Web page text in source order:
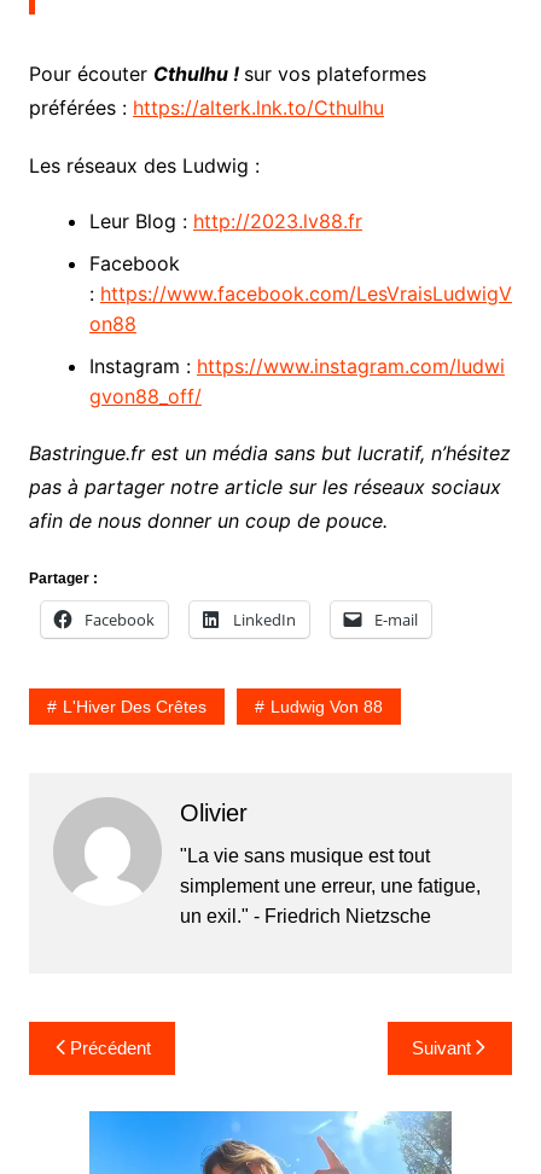
Pour écouter Cthulhu ! sur vos plateformes
préférées : https://alterk.lnk.to/Cthulhu
Les réseaux des Ludwig :
Leur Blog : http://2023.lv88.fr
Facebook
: https://www.facebook.com/LesVraisLudwigV
on88
Instagram : https://www.instagram.com/ludwi
gvon88_off/
Bastringue.fr est un média sans but lucratif, n’hésitez
pas à partager notre article sur les réseaux sociaux
afin de nous donner un coup de pouce.
Partager :
Facebook LinkedIn E-mail
L'Hiver Des Crêtes Ludwig Von 88
Olivier
"La vie sans musique est tout
simplement une erreur, une fatigue,
un exil." - Friedrich Nietzsche
Navigation
de
l’article
Précédent Suivant